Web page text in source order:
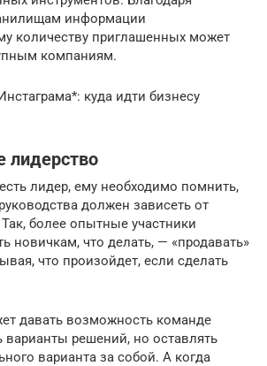
информации
количеству приглашенных может
компаниям.
куда идти бизнесу
лидерство
лидер, ему необходимо помнить,
должен зависеть от
более опытные участники
новичкам, что делать, — «продавать»
что произойдет, если сделать
давать возможность команде
варианты решений, но оставлять
варианта за собой. А когда